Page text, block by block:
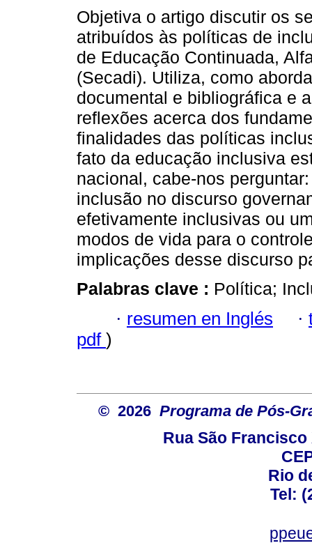
Objetiva o artigo discutir os
atribuídos às políticas de
de Educação Continuada,
(Secadi). Utiliza, como
documental e bibliográfica e
reflexões acerca dos
finalidades das políticas
fato da educação inclusiva
nacional, cabe-nos
inclusão no discurso
efetivamente inclusivas ou
modos de vida para o
implicações desse discurso
Palabras clave : Política;
· resumen en Inglés ·
pdf )
© 2026 Programa de Pós-
Rua São Francisco
Rio
Tel: